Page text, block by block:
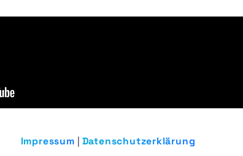
Impressum | Datenschutzerklärung